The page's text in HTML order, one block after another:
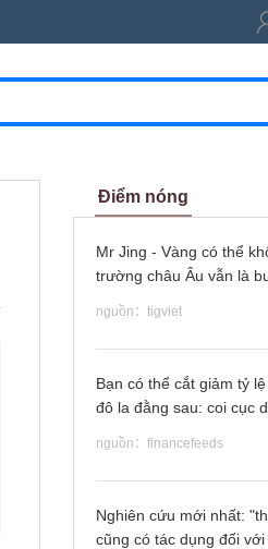
Điểm nóng
Mr Jing - Vàng có thể
trường châu Âu vẫn là
nguồn：tigviet
Bạn có thể cắt giảm tỷ
đô la đằng sau: coi cục
nguồn：financefeeds
Nghiên cứu mới nhất:
cũng có tác dụng đối